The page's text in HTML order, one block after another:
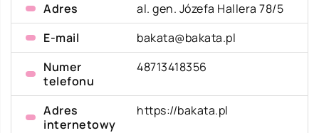
Adres
al. gen. Józefa Hallera 78/5
E-mail
bakata@bakata.pl
Numer
telefonu
48713418356
Adres
internetowy
https://bakata.pl